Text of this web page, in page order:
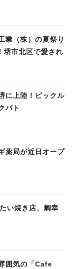
業（株）の夏祭り
堺市北区で愛され
に上陸！ピックル
バト
薬局が近日オープ
い焼き店、鯛幸
囲気の「Cafe